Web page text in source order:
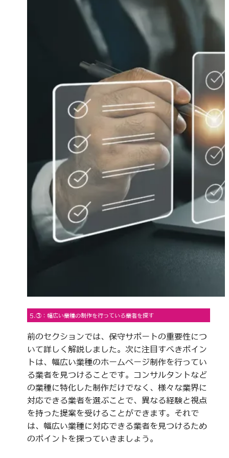
5.③：幅広い業種の制作を行っている業者を探す
前のセクションでは、保守サポートの重要性につ
いて詳しく解説しました。次に注目すべきポイン
トは、幅広い業種のホームページ制作を行ってい
る業者を見つけることです。コンサルタントなど
の業種に特化した制作だけでなく、様々な業界に
対応できる業者を選ぶことで、異なる経験と視点
を持った提案を受けることができます。それで
は、幅広い業種に対応できる業者を見つけるため
のポイントを探っていきましょう。